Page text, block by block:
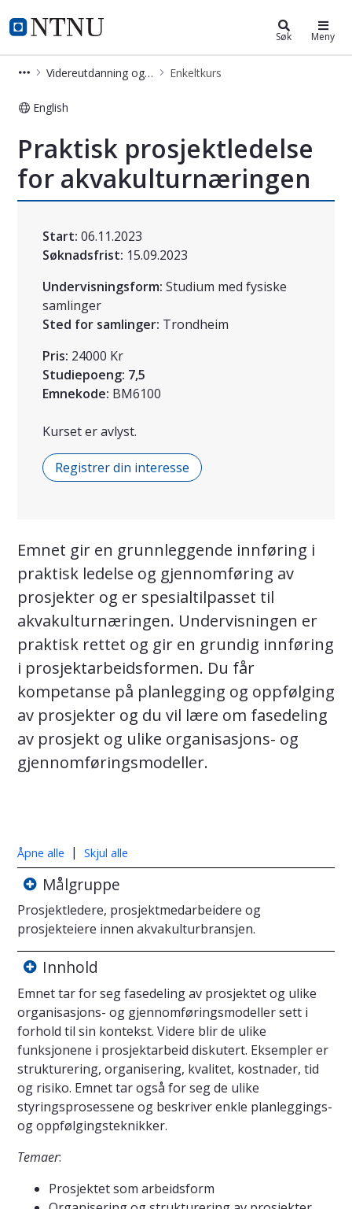
NTNU Hjemmeside
Videreutdanning og deltidsstudier
Søk Meny
Videreutdanning og deltidsstudier Enkeltkurs
English
Praktisk prosjektledelse for
Praktisk prosjektledelse
for akvakulturnæringen
Start: 06.11.2023
Søknadsfrist: 15.09.2023
Undervisningsform: Studium med fysiske
samlinger
Sted for samlinger: Trondheim
Pris: 24000 Kr
Studiepoeng: 7,5
Emnekode: BM6100
Kurset er avlyst.
Registrer din interesse
Emnet gir en grunnleggende innføring i
praktisk ledelse og gjennomføring av
prosjekter og er spesialtilpasset til
akvakulturnæringen. Undervisningen er
praktisk rettet og gir en grundig innføring
i prosjektarbeidsformen. Du får
kompetanse på planlegging og oppfølging
av prosjekter og du vil lære om fasedeling
av prosjekt og ulike organisasjons- og
gjennomføringsmodeller.
Åpne alle | Skjul alle
Målgruppe
Prosjektledere, prosjektmedarbeidere og
prosjekteiere innen akvakulturbransjen.
Innhold
Emnet tar for seg fasedeling av prosjektet og ulike
organisasjons- og gjennomføringsmodeller sett i
forhold til sin kontekst. Videre blir de ulike
funksjonene i prosjektarbeid diskutert. Eksempler er
strukturering, organisering, kvalitet, kostnader, tid
og risiko. Emnet tar også for seg de ulike
styringsprosessene og beskriver enkle planleggings-
og oppfølgingsteknikker.
Temaer:
Prosjektet som arbeidsform